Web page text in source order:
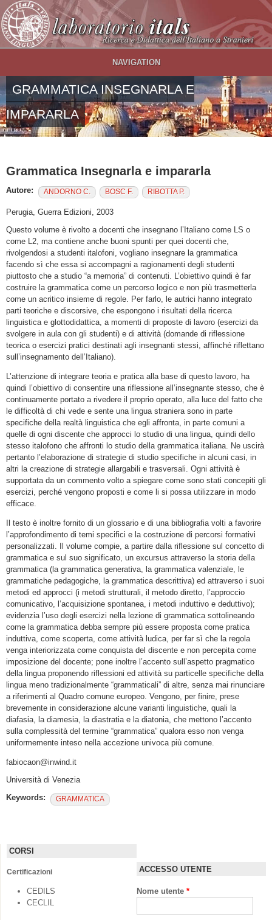
Salta al contenuto principale
NAVIGATION
GRAMMATICA INSEGNARLA E
IMPARARLA
Grammatica Insegnarla e impararla
Autore: ANDORNO C. BOSC F. RIBOTTA P.
Perugia, Guerra Edizioni, 2003
Questo volume è rivolto a docenti che insegnano l’Italiano come LS o
come L2, ma contiene anche buoni spunti per quei docenti che,
rivolgendosi a studenti italofoni, vogliano insegnare la grammatica
facendo sì che essa si accompagni a ragionamenti degli studenti
piuttosto che a studio “a memoria” di contenuti. L’obiettivo quindi è far
costruire la grammatica come un percorso logico e non più trasmetterla
come un acritico insieme di regole. Per farlo, le autrici hanno integrato
parti teoriche e discorsive, che espongono i risultati della ricerca
linguistica e glottodidattica, a momenti di proposte di lavoro (esercizi da
svolgere in aula con gli studenti) e di attività (domande di riflessione
teorica o esercizi pratici destinati agli insegnanti stessi, affinché riflettano
sull’insegnamento dell’Italiano).
L’attenzione di integrare teoria e pratica alla base di questo lavoro, ha
quindi l’obiettivo di consentire una riflessione all’insegnante stesso, che è
continuamente portato a rivedere il proprio operato, alla luce del fatto che
le difficoltà di chi vede e sente una lingua straniera sono in parte
specifiche della realtà linguistica che egli affronta, in parte comuni a
quelle di ogni discente che approcci lo studio di una lingua, quindi dello
stesso italofono che affronti lo studio della grammatica italiana. Ne uscirà
pertanto l’elaborazione di strategie di studio specifiche in alcuni casi, in
altri la creazione di strategie allargabili e trasversali. Ogni attività è
supportata da un commento volto a spiegare come sono stati concepiti gli
esercizi, perché vengono proposti e come li si possa utilizzare in modo
efficace.
Il testo è inoltre fornito di un glossario e di una bibliografia volti a favorire
l’approfondimento di temi specifici e la costruzione di percorsi formativi
personalizzati. Il volume compie, a partire dalla riflessione sul concetto di
grammatica e sul suo significato, un excursus attraverso la storia della
grammatica (la grammatica generativa, la grammatica valenziale, le
grammatiche pedagogiche, la grammatica descrittiva) ed attraverso i suoi
metodi ed approcci (i metodi strutturali, il metodo diretto, l’approccio
comunicativo, l’acquisizione spontanea, i metodi induttivo e deduttivo);
evidenzia l’uso degli esercizi nella lezione di grammatica sottolineando
come la grammatica debba sempre più essere proposta come pratica
induttiva, come scoperta, come attività ludica, per far sì che la regola
venga interiorizzata come conquista del discente e non percepita come
imposizione del docente; pone inoltre l’accento sull’aspetto pragmatico
della lingua proponendo riflessioni ed attività su particelle specifiche della
lingua meno tradizionalmente “grammaticali” di altre, senza mai rinunciare
a riferimenti al Quadro comune europeo. Vengono, per finire, prese
brevemente in considerazione alcune varianti linguistiche, quali la
diafasia, la diamesia, la diastratia e la diatonia, che mettono l’accento
sulla complessità del termine “grammatica” qualora esso non venga
uniformemente inteso nella accezione univoca più comune.
fabiocaon@inwind.it
Università di Venezia
Keywords:
GRAMMATICA
CORSI
Certificazioni
CEDILS
CECLIL
ACCESSO UTENTE
Nome utente *